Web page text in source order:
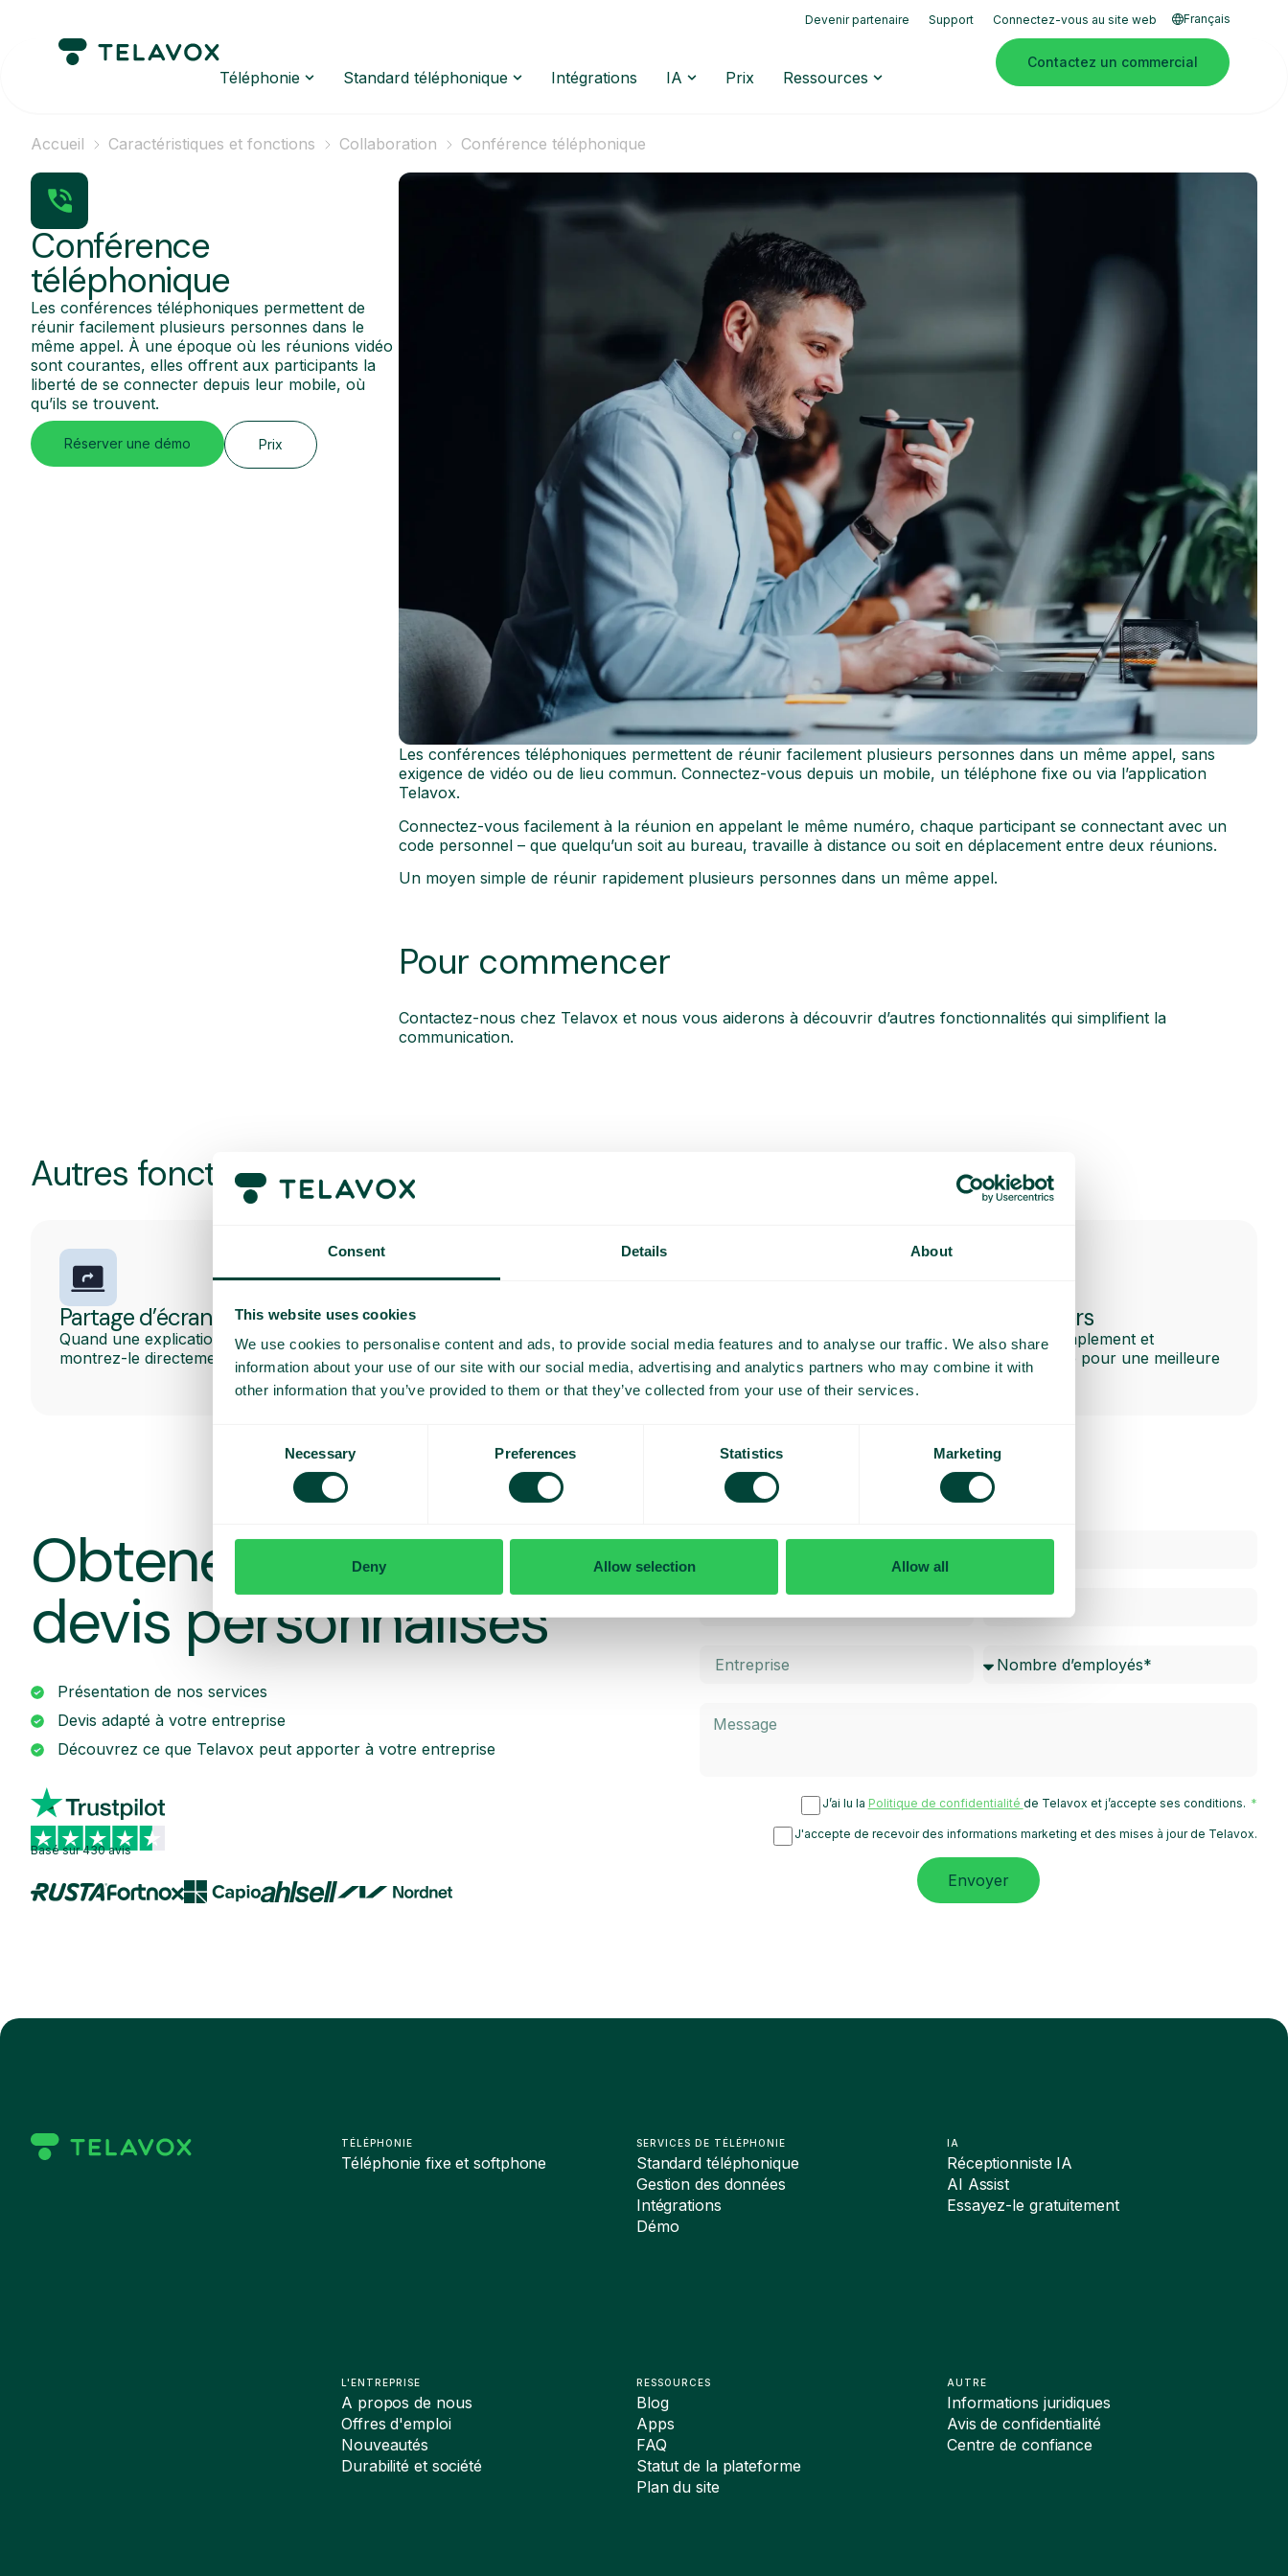
Consent Details About
This website uses cookies
We use cookies to personalise content and ads, to provide social media features and to analyse our traffic. We also share
information about your use of our site with our social media, advertising and analytics partners who may combine it with
other information that you’ve provided to them or that they’ve collected from your use of their services.
Necessary Preferences Statistics Marketing
Deny Allow selection Allow all
Devenir partenaire Support Connectez-vous au site web Français
Téléphonie Standard téléphonique Intégrations IA Prix Ressources
Contactez un commercial
Accueil Caractéristiques et fonctions Collaboration Conférence téléphonique
Conférence
téléphonique
Les conférences téléphoniques permettent de
réunir facilement plusieurs personnes dans le
même appel. À une époque où les réunions vidéo
sont courantes, elles offrent aux participants la
liberté de se connecter depuis leur mobile, où
qu’ils se trouvent.
Réserver une démo Prix
Les conférences téléphoniques permettent de réunir facilement plusieurs personnes dans un même appel, sans
exigence de vidéo ou de lieu commun. Connectez-vous depuis un mobile, un téléphone fixe ou via l’application
Telavox.
Connectez-vous facilement à la réunion en appelant le même numéro, chaque participant se connectant avec un
code personnel – que quelqu’un soit au bureau, travaille à distance ou soit en déplacement entre deux réunions.
Un moyen simple de réunir rapidement plusieurs personnes dans un même appel.
Pour commencer
Contactez-nous chez Telavox et nous vous aiderons à découvrir d’autres fonctionnalités qui simplifient la
communication.
Autres fonctionnalités populaires
Partage d’écran
Quand une explication ne suffit pas,
montrez-le directement à l’écran.
Partagez les coordonnées avec l’équipe et
accédez rapidement aux bonnes
informations.
Partager des fichiers
Partagez des fichiers simplement et
rapidement avec l’équipe pour une meilleure
collaboration.
Obtenez une démo et un
devis personnalisés
Présentation de nos services
Devis adapté à votre entreprise
Découvrez ce que Telavox peut apporter à votre entreprise
Basé sur 430 avis
J’ai lu la Politique de confidentialité de Telavox et j’accepte ses conditions.
J'accepte de recevoir des informations marketing et des mises à jour de Telavox.
Envoyer
TÉLÉPHONIE
Téléphonie fixe et softphone
L'ENTREPRISE
A propos de nous
Offres d'emploi
Nouveautés
Durabilité et société
SERVICES DE TÉLÉPHONIE
Standard téléphonique
Gestion des données
Intégrations
Démo
RESSOURCES
Blog
Apps
FAQ
Statut de la plateforme
Plan du site
IA
Réceptionniste IA
AI Assist
Essayez-le gratuitement
AUTRE
Informations juridiques
Avis de confidentialité
Centre de confiance